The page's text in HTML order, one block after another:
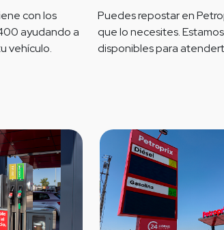
con los
ayudando a
vehículo.
Puedes repostar en
que lo necesites.
disponibles para